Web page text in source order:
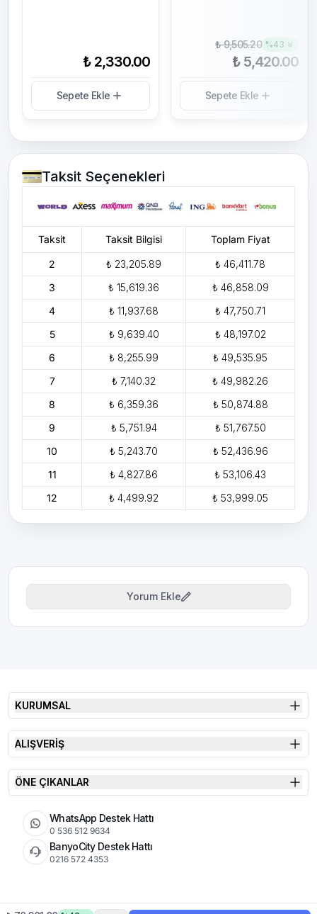
₺ 2,330.00
Sepete Ekle
₺ 9,505.20 %43
₺ 5,420.00
Sepete Ekle
Taksit Seçenekleri
Taksit Taksit Bilgisi Toplam Fiyat
2 ₺ 23,205.89
₺ 46,411.78
3
₺ 15,619.36
₺ 46,858.09
4
₺ 11,937.68
₺ 47,750.71
5
₺ 9,639.40
₺ 48,197.02
6
₺ 8,255.99
₺ 49,535.95
7
₺ 7,140.32
₺ 49,982.26
8
₺ 6,359.36
₺ 50,874.88
9
₺ 5,751.94
₺ 51,767.50
10
₺ 5,243.70
₺ 52,436.96
11
₺ 4,827.86
₺ 53,106.43
12
₺ 4,499.92 ₺ 53,999.05
Yorum Ekle
KURUMSAL
ALIŞVERİŞ
ÖNE ÇIKANLAR
WhatsApp Destek Hattı
0 536 512 9634
BanyoCity Destek Hattı
0216 572 4353